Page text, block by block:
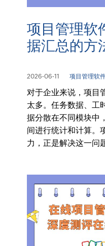
项目管理软
据汇总的方
2026-06-11 项目管理软
对于企业来说，项目
太多。任务数据、工
据分散在不同模块中
间进行统计和计算。
力，正是解决这一问